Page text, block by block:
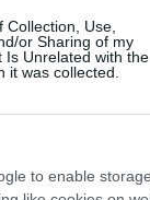
Use,
or Sharing of my
Is Unrelated with the
it was collected.
to enable storage